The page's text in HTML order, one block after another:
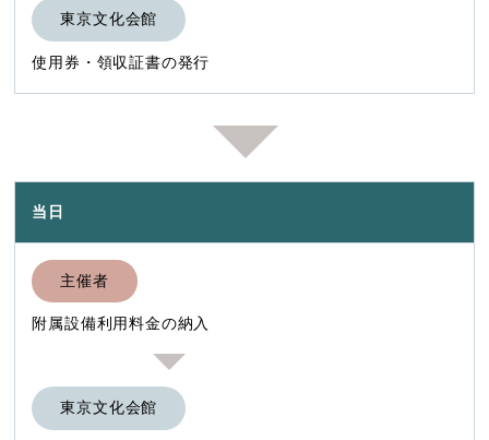
東京文化会館
使用券・領収証書の発行
当日
主催者
附属設備利用料金の納入
東京文化会館